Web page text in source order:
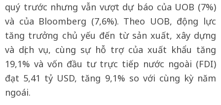
quý trước nhưng vẫn vượt dự báo của UOB (7%)
và của Bloomberg (7,6%). Theo UOB, động lực
tăng trưởng chủ yếu đến từ sản xuất, xây dựng
và dịch vụ, cùng sự hỗ trợ của xuất khẩu tăng
19,1% và vốn đầu tư trực tiếp nước ngoài (FDI)
đạt 5,41 tỷ USD, tăng 9,1% so với cùng kỳ năm
ngoái.